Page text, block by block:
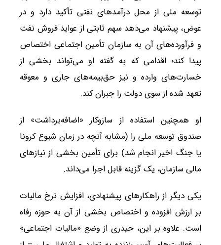
توسعه ملی از محل درآمدهای نفتی تأکید دارد و در
عوض، پیشنهاد می‌دهد سهم ثابتی از عواید فروش نفت
و فرآورده‌های آن به سازمان تأمین اجتماعی اختصاص
پیدا کند؛ اقدامی که به گفته او می‌تواند بخشی از
خسارت‌های وارده و نیز حق‌بیمه‌های جاری و معوقه
تعهد شده از سوی دولت را جبران کند.
او همچنین استفاده از سازوکار «اضافه‌برداشت» از
صندوق توسعه ملی را (مشابه آنچه در زمان شیوع کرونا
یا جنگ اخیر انجام شد) برای تأمین بخشی از نیازهای
مالی سازمان، یک گزینه قابل اجرا می‌داند.
یکی دیگر از راهکارهای پیشنهادی، افزایش نرخ مالیات
بر ارزش افزوده و اختصاص بخشی از آن به حوزه رفاه
است. علاوه بر این، حیدری از وضع «مالیات اجتماعی»